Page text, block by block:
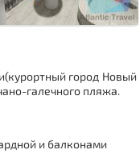
город Новый
галечного пляжа.
и балконами